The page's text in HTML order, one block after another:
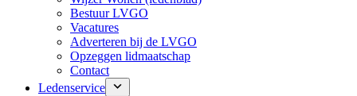
Bestuur LVGO
Vacatures
Adverteren bij de LVGO
Opzeggen lidmaatschap
Contact
Ledenservice